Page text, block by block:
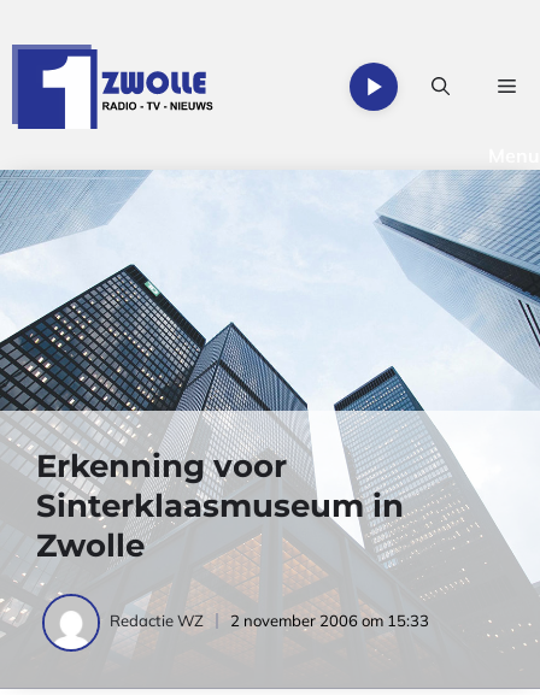
naar
Erkenning voor
Sinterklaasmuseum in
Zwolle
Redactie WZ 2 november 2006 om 15:33